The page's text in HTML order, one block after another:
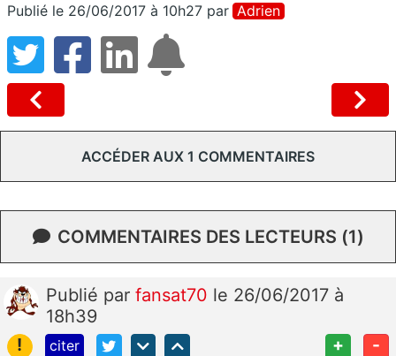
Publié le 26/06/2017 à 10h27 par Adrien
ACCÉDER AUX 1 COMMENTAIRES
COMMENTAIRES DES LECTEURS (1)
Publié par fansat70 le 26/06/2017 à
18h39
!
citer + -